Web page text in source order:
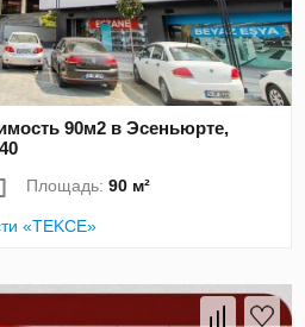
90м2 в Эсеньюрте,
Площадь:90 м²
«TEKCE»